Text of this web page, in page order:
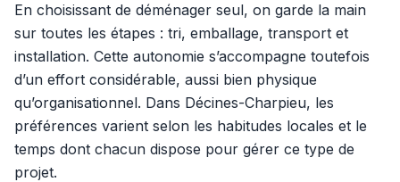
En choisissant de déménager seul, on garde la main
sur toutes les étapes : tri, emballage, transport et
installation. Cette autonomie s’accompagne toutefois
d’un effort considérable, aussi bien physique
qu’organisationnel. Dans Décines-Charpieu, les
préférences varient selon les habitudes locales et le
temps dont chacun dispose pour gérer ce type de
projet.